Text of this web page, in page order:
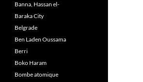
Banna, Hassan el-
Baraka City
Belgrade
Ben Laden Oussama
Berri
Boko Haram
Bombe atomique